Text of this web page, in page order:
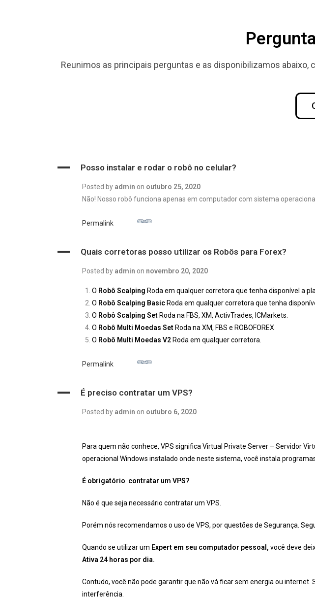
Reunimos as principais perguntas e as disponibilizamos
A Posso instalar e rodar o robô no celular?
Posted by admin on outubro 25, 2020
Não! Nosso robô funciona apenas em computador com sistema
Permalink
A Quais corretoras posso utilizar os Robôs para Forex?
Posted by admin on novembro 20, 2020
O Robô Scalping Roda em qualquer corretora que tenha disponível a
O Robô Scalping Basic Roda em qualquer corretora que tenha
O Robô Scalping Set Roda na FBS, XM, ActivTrades, ICMarkets.
O Robô Multi Moedas Set Roda na XM, FBS e ROBOFOREX
O Robô Multi Moedas V2 Roda em qualquer corretora.
Permalink
A É preciso contratar um VPS?
Posted by admin on outubro 6, 2020
Para quem não conhece, VPS significa Virtual Private Server – Servidor
operacional Windows instalado onde neste sistema, você instala
É obrigatório contratar um VPS?
Não é que seja necessário contratar um VPS.
Porém nós recomendamos o uso de VPS, por questões de Segurança.
Quando se utilizar um Expert em seu computador pessoal, você deve
Ativa 24 horas por dia.
Contudo, você não pode garantir que não vá ficar sem energia ou
interferência.